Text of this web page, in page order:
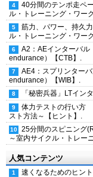
40分間のテンポ走ペ
ル・トレーニング・ワー
筋力、パワー、持久
ル・トレーニング・ワー
A2：AEインターバ
endurance）【CTB】.
AE4：スプリンター
endurance）【WIB】.
「秘密兵器」LTイン
体力テストの行い方
スト方法～【ヒント】.
25分間のスピニング
～室内サイクル・トレー
人気コンテンツ
速くなるためのヒント